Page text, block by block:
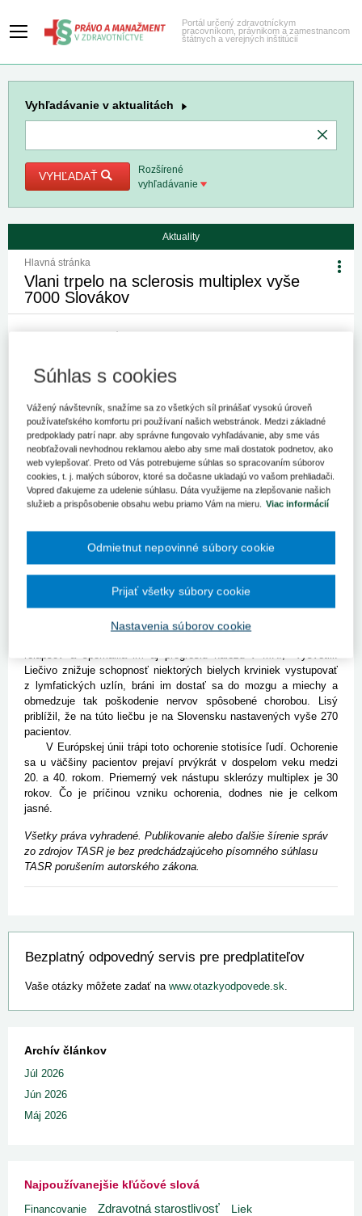
Portál určený zdravotníckym
pracovníkom, právnikom a zamestnancom
štátnych a verejných inštitúcií
Vyhľadávanie v aktualitách
VYHĽADAŤ
Rozšírené
vyhľadávanie
Aktuality
Hlavná stránka
Vlani trpelo na sclerosis multiplex vyše
7000 Slovákov
Ochorenie sclerosis multiplex trápilo vlani na Slovensku podľa dát
zdravotných poisťovní 7221 Slovákov.
Bratislava 23. septembra (TASR) – Ochorenie sclerosis multiplex
trápilo vlani na Slovensku podľa dát zdravotných poisťovní 7221
Slovákov. Choroba je nevyliečiteľná a vzniká rozpadom obalu
nervových buniek a vlákien. Ochorenie centrálneho nervového
systému pacienti na sebe nemusia dlho pozorovať, pretože sa
môže prejavovať nešpecifikovanými bolesťami chrbta, ťažkosťami
pohybu, nesústredením i problémami s videním a artikuláciou.
ochorenie vyliečiť, možnosti liečby sa zlepšujú, keďže sa zlepšuje
diagnostika a pribúdajú lieky pre týchto pacientov. Cieľom liečby je
udržať pacientovi čo najvyššiu kvalitu života a oddialiť progresiu
ochorenia. Všetky lieky dostupné na Slovensku si pacienti
podávajú formou injekcie alebo infúzie, po novom sú im účinné
látky k dispozícii aj v tabletkách.
Podľa neurológa Ľubomíra Lisého nový spôsob liečby
relapsov a spomalila im aj progresiu nálezu v MRI," vysvetlil.
Liečivo znižuje schopnosť niektorých bielych krviniek vystupovať
z lymfatických uzlín, bráni im dostať sa do mozgu a miechy a
obmedzuje tak poškodenie nervov spôsobené chorobou. Lisý
priblížil, že na túto liečbu je na Slovensku nastavených vyše 270
pacientov.
V Európskej únii trápi toto ochorenie stotisíce ľudí. Ochorenie
sa u väčšiny pacientov prejaví prvýkrát v dospelom veku medzi
20. a 40. rokom. Priemerný vek nástupu sklerózy multiplex je 30
rokov. Čo je príčinou vzniku ochorenia, dodnes nie je celkom
jasné.
Všetky práva vyhradené. Publikovanie alebo ďalšie šírenie správ
zo zdrojov TASR je bez predchádzajúceho písomného súhlasu
TASR porušením autorského zákona.
Bezplatný odpovedný servis pre predplatiteľov
Vaše otázky môžete zadať na www.otazkyodpovede.sk.
Archív článkov
Júl 2026
Jún 2026
Máj 2026
Najpoužívanejšie kľúčové slová
Financovanie Zdravotná starostlivosť
Liek
Súhlas s cookies
Vážený návštevník, snažíme sa zo všetkých síl prinášať vysokú úroveň
používateľského komfortu pri používaní našich webstránok. Medzi základné
predpoklady patrí napr. aby správne fungovalo vyhľadávanie, aby sme vás
neobťažovali nevhodnou reklamou alebo aby sme mali dostatok podnetov, ako
web vylepšovať. Preto od Vás potrebujeme súhlas so spracovaním súborov
cookies, t. j. malých súborov, ktoré sa dočasne ukladajú vo vašom prehliadači.
Vopred ďakujeme za udelenie súhlasu. Dáta využijeme na zlepšovanie našich
služieb a prispôsobenie obsahu webu priamo Vám na mieru. Viac informácií
Nastavenia súborov cookie
Odmietnut nepovinné súbory cookie
Prijať všetky súbory cookie